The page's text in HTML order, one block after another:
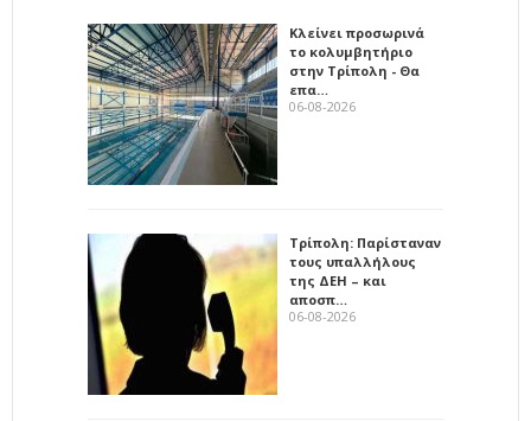
Κλείνει προσωρινά
το κολυμβητήριο
στην Τρίπολη - Θα
επα…
06-08-2026
Τρίπολη: Παρίσταναν
τους υπαλλήλους
της ΔΕΗ – και
αποσπ…
06-08-2026